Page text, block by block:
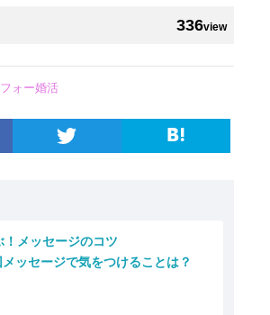
336view
ォー婚活
メッセージのコツ
ッセージで気をつけることは？